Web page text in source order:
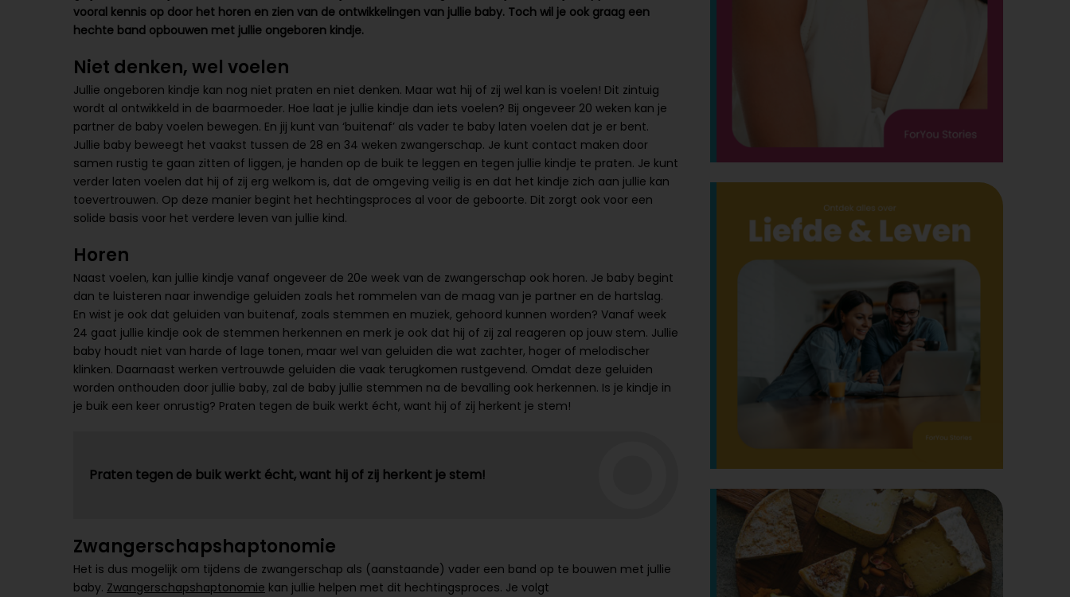
vooral kennis op door het horen en zien van de ontwikkelingen van jullie baby. Toch wil je ook graag een
hechte band opbouwen met jullie ongeboren kindje.
Niet denken, wel voelen
Jullie ongeboren kindje kan nog niet praten en niet denken. Maar wat hij of zij wel kan is voelen! Dit zintuig
wordt al ontwikkeld in de baarmoeder. Hoe laat je jullie kindje dan iets voelen? Bij ongeveer 20 weken kan je
partner de baby voelen bewegen. En jij kunt van ‘buitenaf’ als vader te baby laten voelen dat je er bent.
Jullie baby beweegt het vaakst tussen de 28 en 34 weken zwangerschap. Je kunt contact maken door
samen rustig te gaan zitten of liggen, je handen op de buik te leggen en tegen jullie kindje te praten. Je kunt
verder laten voelen dat hij of zij erg welkom is, dat de omgeving veilig is en dat het kindje zich aan jullie kan
toevertrouwen. Op deze manier begint het hechtingsproces al voor de geboorte. Dit zorgt ook voor een
solide basis voor het verdere leven van jullie kind.
Horen
Naast voelen, kan jullie kindje vanaf ongeveer de 20e week van de zwangerschap ook horen. Je baby begint
dan te luisteren naar inwendige geluiden zoals het rommelen van de maag van je partner en de hartslag.
En wist je ook dat geluiden van buitenaf, zoals stemmen en muziek, gehoord kunnen worden? Vanaf week
24 gaat jullie kindje ook de stemmen herkennen en merk je ook dat hij of zij zal reageren op jouw stem. Jullie
baby houdt niet van harde of lage tonen, maar wel van geluiden die wat zachter, hoger of melodischer
klinken. Daarnaast werken vertrouwde geluiden die vaak terugkomen rustgevend. Omdat deze geluiden
worden onthouden door jullie baby, zal de baby jullie stemmen na de bevalling ook herkennen. Is je kindje in
je buik een keer onrustig? Praten tegen de buik werkt écht, want hij of zij herkent je stem!
Praten tegen de buik werkt écht, want hij of zij herkent je stem!
Zwangerschapshaptonomie
Het is dus mogelijk om tijdens de zwangerschap als (aanstaande) vader een band op te bouwen met jullie
baby. Zwangerschapshaptonomie kan jullie helpen met dit hechtingsproces. Je volgt